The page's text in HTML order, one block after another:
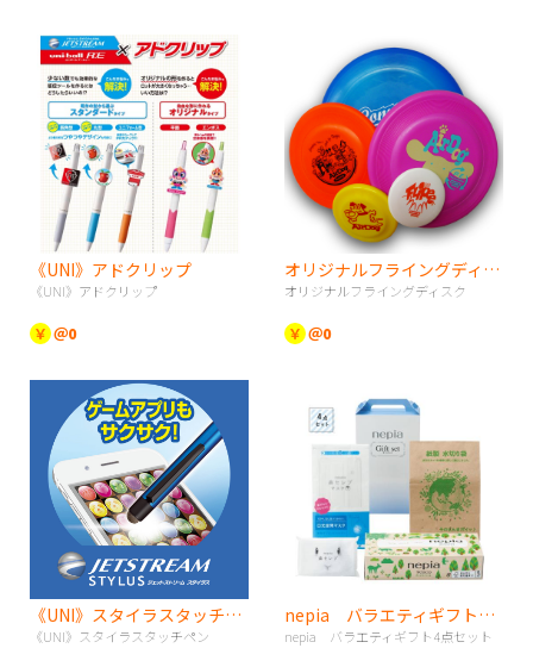
《UNI》アドクリップ
《UNI》アドクリップ
￥ ＠0
オリジナルフライングディスク
オリジナルフライングディスク
￥ ＠0
《UNI》スタイラスタッチペン
《UNI》スタイラスタッチペン
nepia バラエティギフト4点セット
nepia バラエティギフト4点セット